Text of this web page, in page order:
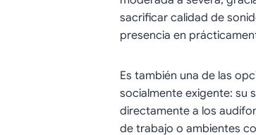
sacrificar calidad de
presencia en
Es también una de las
socialmente exigente: su
directamente a los
de trabajo o ambientes